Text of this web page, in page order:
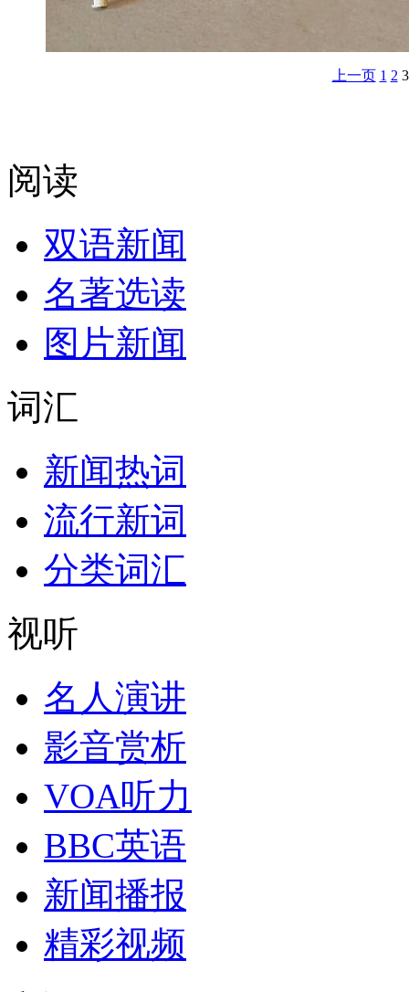
上一页 1 2 3
阅读
双语新闻
名著选读
图片新闻
词汇
新闻热词
流行新词
分类词汇
视听
名人演讲
影音赏析
VOA听力
BBC英语
新闻播报
精彩视频